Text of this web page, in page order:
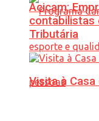
Acicam:
contabilistas
Tributária
Visita à